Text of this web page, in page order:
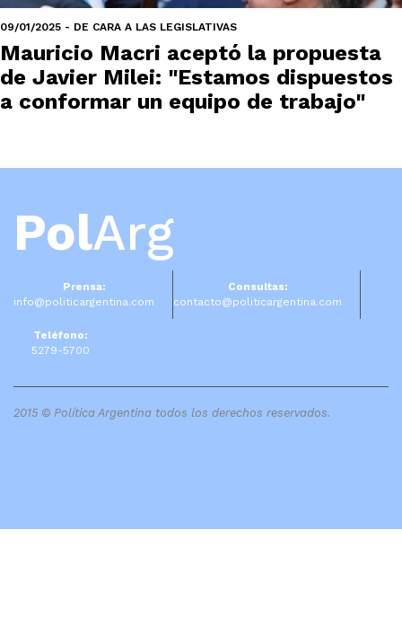
09/01/2025 - DE CARA A LAS LEGISLATIVAS
Mauricio Macri aceptó la propuesta
de Javier Milei: "Estamos dispuestos
a conformar un equipo de trabajo"
PolArg
Prensa:
info@politicargentina.com
Consultas:
contacto@politicargentina.com
Teléfono:
5279-5700
2015 © Política Argentina todos los derechos reservados.